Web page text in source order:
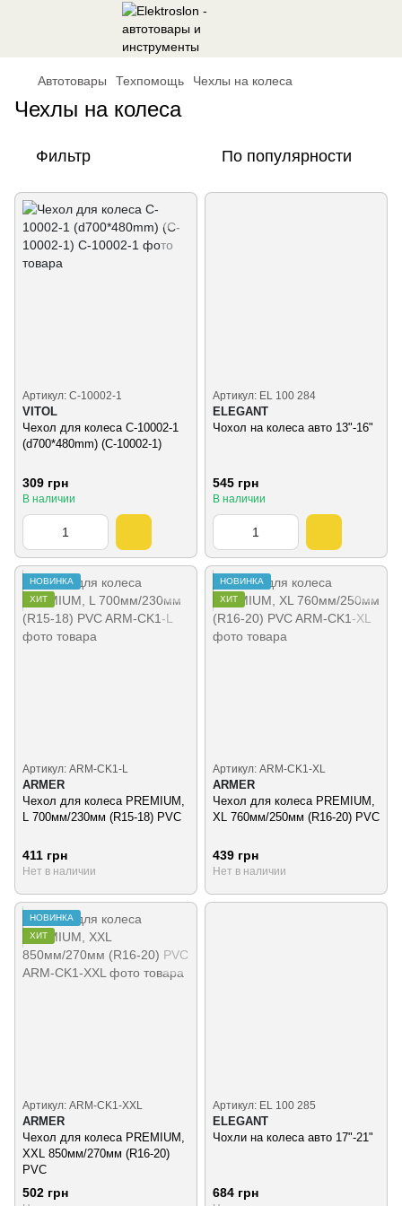
Автотовары Техпомощь Чехлы на колеса
Чехлы на колеса
Фильтр По популярности
Артикул: C-10002-1
VITOL
Чехол для колеса C-10002-1
(d700*480mm) (C-10002-1)
309 грн
В наличии
Артикул: EL 100 284
ELEGANT
Чохол на колеса авто 13"-16"
545 грн
В наличии
НОВИНКА
ХИТ
Артикул: ARM-CK1-L
ARMER
Чехол для колеса PREMIUM,
L 700мм/230мм (R15-18) PVC
411 грн
Нет в наличии
НОВИНКА
ХИТ
Артикул: ARM-CK1-ХL
ARMER
Чехол для колеса PREMIUM,
XL 760мм/250мм (R16-20) PVC
439 грн
Нет в наличии
НОВИНКА
ХИТ
Артикул: ARM-CK1-ХХL
ARMER
Чехол для колеса PREMIUM,
ХXL 850мм/270мм (R16-20)
PVC
502 грн
Артикул: EL 100 285
ELEGANT
Чохли на колеса авто 17"-21"
684 грн